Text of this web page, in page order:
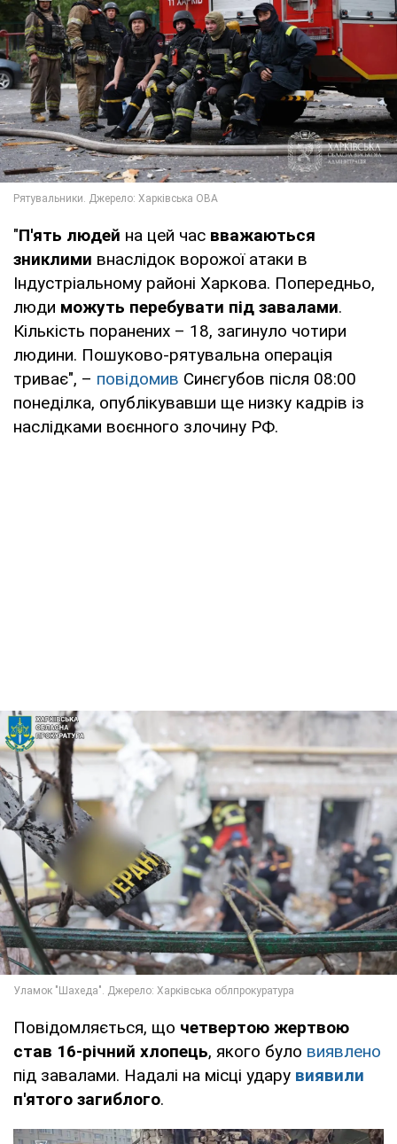
"П'ять людей на цей час вважаються
зниклими внаслідок ворожої атаки в
Індустріальному районі Харкова. Попередньо,
люди можуть перебувати під завалами.
Кількість поранених – 18, загинуло чотири
людини. Пошуково-рятувальна операція
триває", – повідомив Синєгубов після 08:00
понеділка, опублікувавши ще низку кадрів із
наслідками воєнного злочину РФ.
Повідомляється, що четвертою жертвою
став 16-річний хлопець, якого було виявлено
під завалами. Надалі на місці удару виявили
п'ятого загиблого.